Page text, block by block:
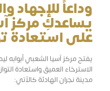
وداعاً للإجهاد
يساعدكِ مركز
على استعادة
يفتح مركز آسيا الشعبي أبوابه
الاسترخاء العميق واستعادة
مدينة نجران الهادئة كالآتي: